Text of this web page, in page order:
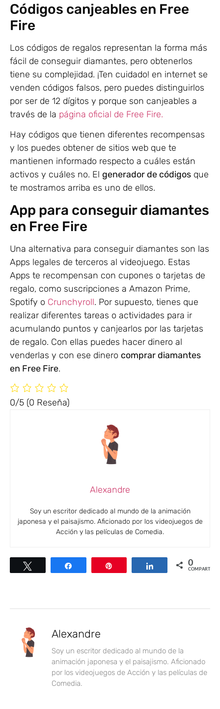
Códigos canjeables en Free
Fire
Los códigos de regalos representan la forma más
fácil de conseguir diamantes, pero obtenerlos
tiene su complejidad. ¡Ten cuidado! en internet se
venden códigos falsos, pero puedes distinguirlos
por ser de 12 dígitos y porque son canjeables a
través de la página oficial de Free Fire.
Hay códigos que tienen diferentes recompensas
y los puedes obtener de sitios web que te
mantienen informado respecto a cuáles están
activos y cuáles no. El generador de códigos que
te mostramos arriba es uno de ellos.
App para conseguir diamantes
en Free Fire
Una alternativa para conseguir diamantes son las
Apps legales de terceros al videojuego. Estas
Apps te recompensan con cupones o tarjetas de
regalo, como suscripciones a Amazon Prime,
Spotify o Crunchyroll. Por supuesto, tienes que
realizar diferentes tareas o actividades para ir
acumulando puntos y canjearlos por las tarjetas
de regalo. Con ellas puedes hacer dinero al
venderlas y con ese dinero comprar diamantes
en Free Fire.
0/5 (0 Reseña)
Alexandre
Soy un escritor dedicado al mundo de la animación
japonesa y el paisajismo. Aficionado por los videojuegos de
Acción y las películas de Comedia.
Compartir Compartir0
COMPARTIR
Alexandre
Soy un escritor dedicado al mundo de la
animación japonesa y el paisajismo. Aficionado
por los videojuegos de Acción y las películas de
Comedia.